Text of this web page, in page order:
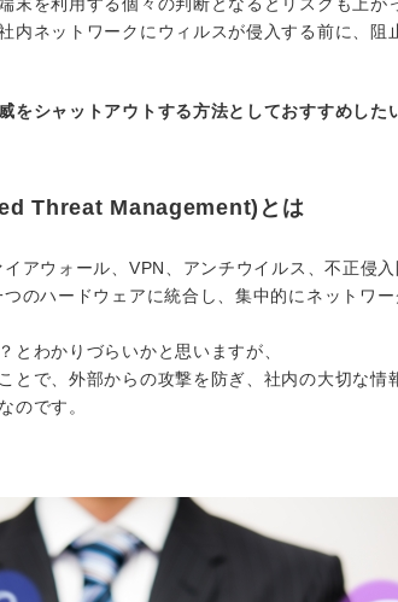
内ネットワークにウィルスが侵入する前に、阻
をシャットアウトする方法としておすすめした
Threat Management)とは
アウォール、VPN、アンチウイルス、不正侵
のハードウェアに統合し、集中的にネットワ
とわかりづらいかと思いますが、
とで、外部からの攻撃を防ぎ、社内の大切な情
のです。